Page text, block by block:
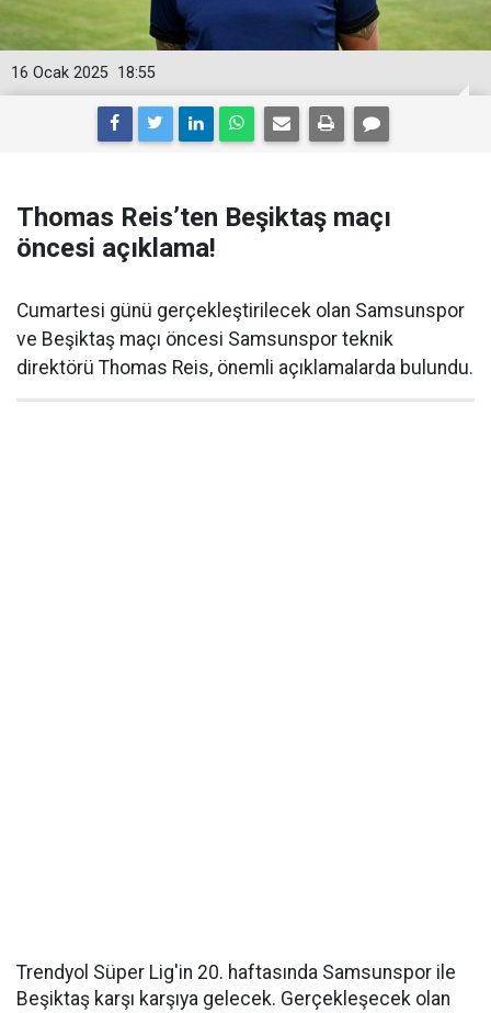
18:55
16 Ocak 2025
Thomas Reis’ten Beşiktaş maçı
öncesi açıklama!
Cumartesi günü gerçekleştirilecek olan Samsunspor
ve Beşiktaş maçı öncesi Samsunspor teknik
direktörü Thomas Reis, önemli açıklamalarda bulundu.
Trendyol Süper Lig'in 20. haftasında Samsunspor ile
Beşiktaş karşı karşıya gelecek. Gerçekleşecek olan